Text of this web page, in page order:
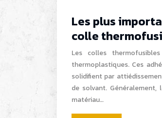
Les plus
colle
Les colles
thermoplastiques. Ces
solidifient par
de solvant.
matériau…